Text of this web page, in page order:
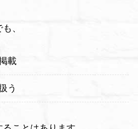
、
載
う